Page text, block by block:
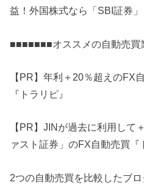
益！外国株式なら「SBI証券」
■■■■■■■オススメの自動売
【PR】年利＋20％超えのFX
『トラリピ』
【PR】JINが過去に利用して
ァスト証券」のFX自動売買『
2つの自動売買を比較したブ